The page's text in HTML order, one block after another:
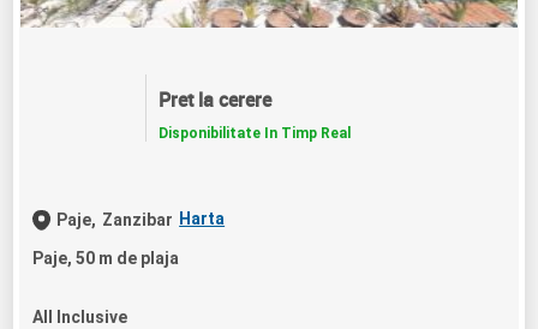
Pret la cerere
Disponibilitate In Timp Real
Paje, Zanzibar Harta
Paje, 50 m de plaja
All Inclusive